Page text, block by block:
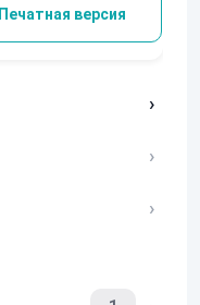
Печатная версия